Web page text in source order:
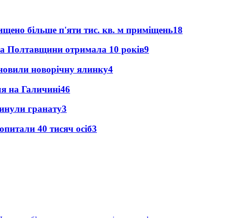
більше п'яти тис. кв. м приміщень18
Полтавщини отримала 10 років9
новорічну ялинку4
на Галичині46
гранату3
40 тисяч осіб3